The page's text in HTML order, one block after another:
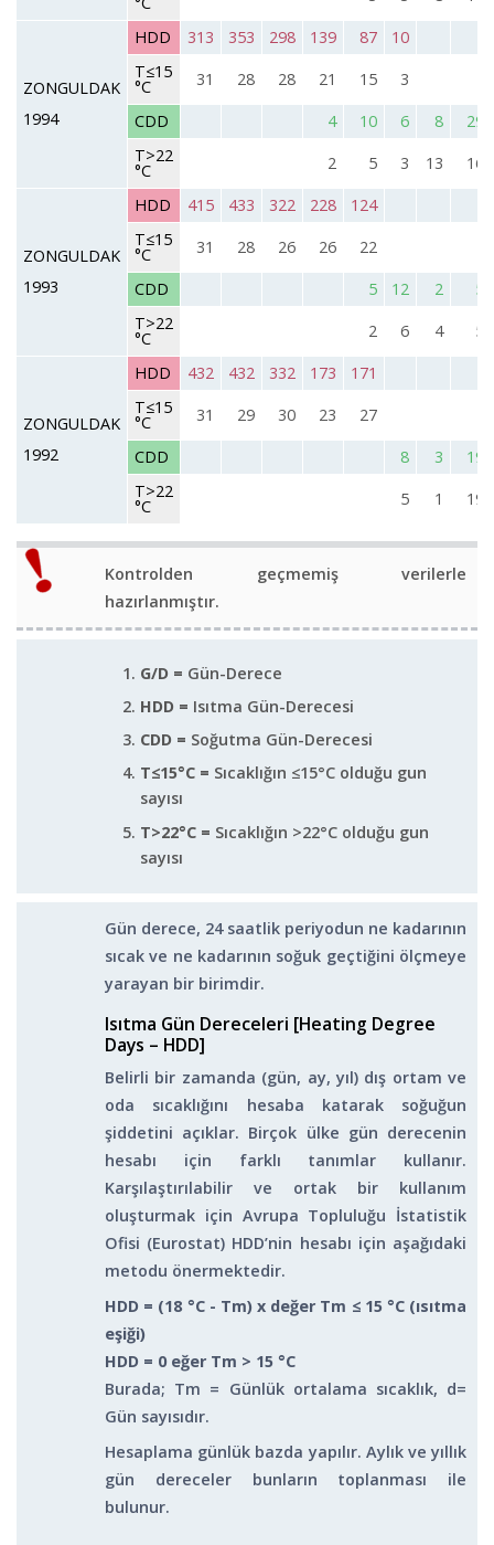
ZONGULDAK
1994
HDD 313 353 298 139 87
10
T≤15
°C 31 28 28 21 15
3
CDD
4 10 6 8
29
T>22
°C 2 5 3 13 16
ZONGULDAK
1993
HDD 415 433 322 228
124
T≤15
°C 31 28 26 26
22
CDD
5 12 2
5
T>22
°C 2 6 4 5
ZONGULDAK
1992
HDD 432 432 332 173
171
T≤15
°C 31 29 30 23
27
CDD
8 3
19
T>22
°C 5 1 19
Kontrolden geçmemiş verilerle
hazırlanmıştır.
G/D = Gün-Derece
HDD = Isıtma Gün-Derecesi
CDD = Soğutma Gün-Derecesi
T≤15°C = Sıcaklığın ≤15°C olduğu gun
sayısı
T>22°C = Sıcaklığın >22°C olduğu gun
sayısı
Gün derece, 24 saatlik periyodun ne kadarının
sıcak ve ne kadarının soğuk geçtiğini ölçmeye
yarayan bir birimdir.
Isıtma Gün Dereceleri [Heating Degree
Days – HDD]
Belirli bir zamanda (gün, ay, yıl) dış ortam ve
oda sıcaklığını hesaba katarak soğuğun
şiddetini açıklar. Birçok ülke gün derecenin
hesabı için farklı tanımlar kullanır.
Karşılaştırılabilir ve ortak bir kullanım
oluşturmak için Avrupa Topluluğu İstatistik
Ofisi (Eurostat) HDD’nin hesabı için aşağıdaki
metodu önermektedir.
HDD = (18 °C - Tm) x değer Tm ≤ 15 °C (ısıtma
eşiği)
HDD = 0 eğer Tm > 15 °C
Burada; Tm = Günlük ortalama sıcaklık, d=
Gün sayısıdır.
Hesaplama günlük bazda yapılır. Aylık ve yıllık
gün dereceler bunların toplanması ile
bulunur.